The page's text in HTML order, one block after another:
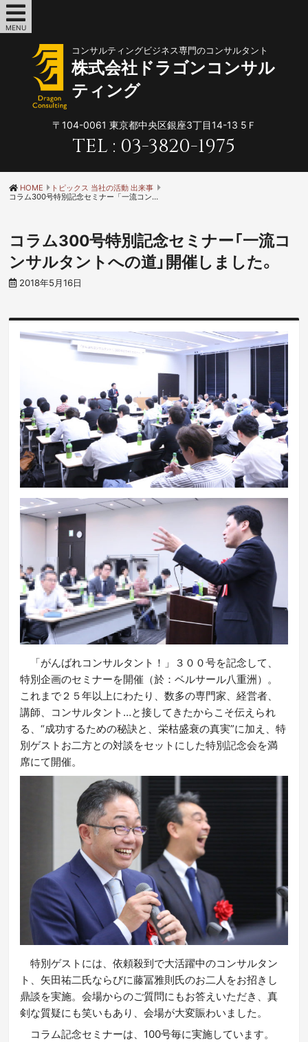
MENU
コンサルティングビジネス専門のコンサルタント
株式会社ドラゴンコンサル
ティング
〒104-0061 東京都中央区銀座3丁目14-13 5Ｆ
TEL : 03-3820-1975
HOME
トピックス 当社の活動 出来事
コラム300号特別記念セミナー「一流コンサルタントへの道」開催しました。
コラム300号特別記念セミナー「一流コ
ンサルタントへの道」開催しました。
2018年5月16日
「がんばれコンサルタント！」３００号を記念して、
特別企画のセミナーを開催（於：ベルサール八重洲）。
これまで２５年以上にわたり、数多の専門家、経営者、
講師、コンサルタント…と接してきたからこそ伝えられ
る、“成功するための秘訣と、栄枯盛衰の真実”に加え、特
別ゲストお二方との対談をセットにした特別記念会を満
席にて開催。
特別ゲストには、依頼殺到で大活躍中のコンサルタン
ト、矢田祐二氏ならびに藤冨雅則氏のお二人をお招きし
鼎談を実施。会場からのご質問にもお答えいただき、真
剣な質疑にも笑いもあり、会場が大変賑わいました。
コラム記念セミナーは、100号毎に実施しています。